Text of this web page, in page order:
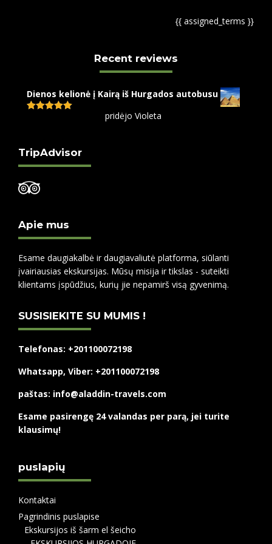
{{ assigned_terms }}
Recent reviews
Dienos kelionė į Kairą iš Hurgados autobusu
pridėjo Violeta
TripAdvisor
Apie mus
Esame daugiakalbė ir daugiavaliutė platforma, siūlanti
įvairiausias ekskursijas. Mūsų misija ir tikslas - suteikti
klientams įspūdžius, kurių jie nepamirš visą gyvenimą.
SUSISIEKITE SU MUMIS !
Telefonas: +201100072198
Whatsapp, Viber: +201100072198
paštas: info@aladdin-travels.com
Esame pasirengę 24 valandas per parą, jei turite
klausimų!
puslapių
Kontaktai
Pagrindinis puslapise
Ekskursijos iš šarm el šeicho